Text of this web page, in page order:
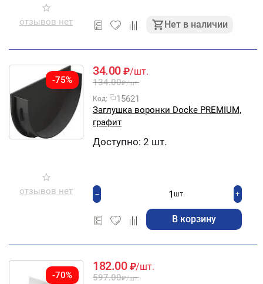
отзывов нет Нет в наличии
-75%
отзывов нет
34.00 ₽/шт.
134.00₽/шт.
Код:
15621
Заглушка воронки Docke PREMIUM,
графит
Доступно: 2 шт.
+
шт.
−
В корзину
-70%
182.00 ₽/шт.
597.00₽/шт.